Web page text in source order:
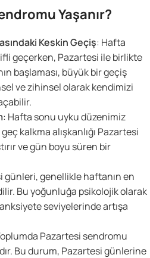
Yaşanır?
Keskin Geçiş: Hafta
geçerken, Pazartesi ile birlikte
başlaması, büyük bir geçiş
ve zihinsel olarak kendimizi
: Hafta sonu uyku düzenimiz
kalkma alışkanlığı Pazartesi
ve gün boyu süren bir
günleri, genellikle haftanın en
Bu yoğunluğa psikolojik olarak
seviyelerinde artışa
Pazartesi sendromu
Bu durum, Pazartesi günlerine